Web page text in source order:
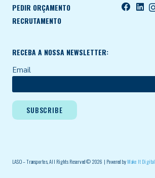
PEDIR ORÇAMENTO
RECRUTAMENTO
RECEBA A NOSSA NEWSLETTER:
Email
LASO – Transportes, All Rights Reserved © 2026 | Powered by Make It Digital